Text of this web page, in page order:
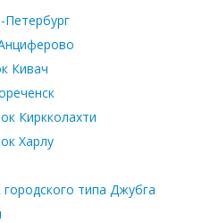
Кивач
Киркколахти
Харлу
типа Джубга